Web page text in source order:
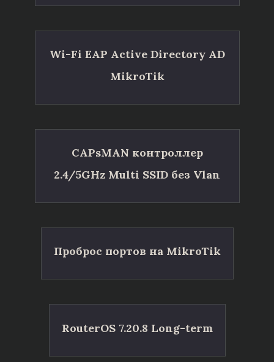
Wi-Fi EAP Active Directory AD
MikroTik
CAPsMAN контроллер
2.4/5GHz Multi SSID без Vlan
Проброс портов на MikroTik
RouterOS 7.20.8 Long-term